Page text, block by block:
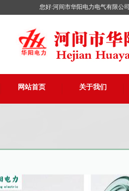
您好:河间市华阳电力电气有限公司
网站首页 关于我们